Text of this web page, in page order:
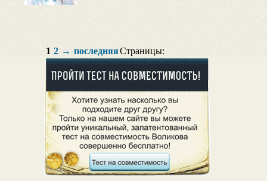
Страницы:
1 2 → последняя